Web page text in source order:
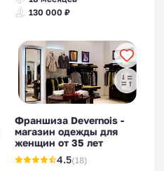
130 000 ₽
Франшиза Devernois -
магазин одежды для
женщин от 35 лет
4.5(18)